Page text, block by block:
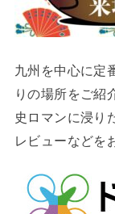
九州を中心に定
りの場所をご紹
史ロマンに浸り
レビューなどを